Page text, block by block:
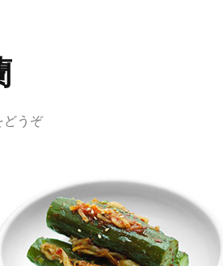
どうぞ(て
り
キ
ム
チ